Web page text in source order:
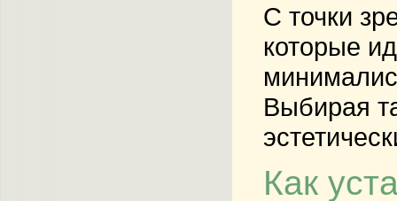
С точки
которые
Выбирая
Как